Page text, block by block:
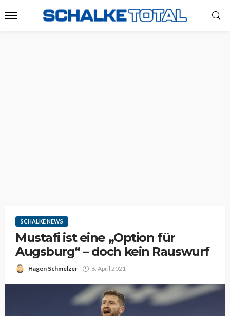
SCHALKE NEWS
Mustafi ist eine „Option für
Augsburg“ – doch kein Rauswurf
Hagen Schmelzer 6. April 2021